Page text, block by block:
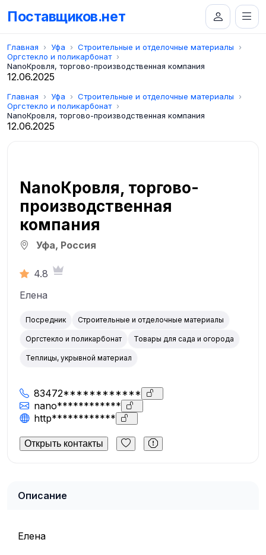
Поставщиков.нет
Главная Уфа
Строительные и отделочные материалы
Оргстекло и поликарбонат
NanoКровля, торгово-производственная компания
12.06.2025
Главная Уфа
Строительные и отделочные материалы
Оргстекло и поликарбонат
NanoКровля, торгово-производственная компания
12.06.2025
NanoКровля, торгово-
производственная
компания
Уфа, Россия
4.8
Елена
Посредник Строительные и отделочные материалы
Оргстекло и поликарбонат Товары для сада и огорода
Теплицы, укрывной материал
83472************
nano************
http************
Открыть контакты
Описание
Елена